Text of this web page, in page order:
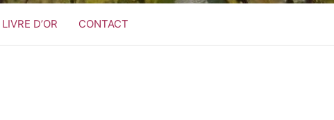
LIVRE D’OR CONTACT